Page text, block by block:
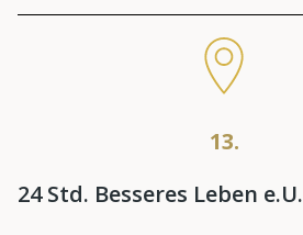
13.
24 Std. Besseres Leben e.U.